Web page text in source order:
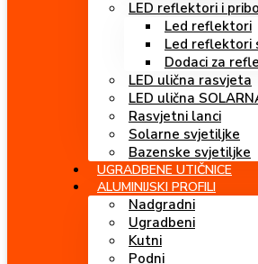
LED reflektori i
Led reflektori
Led reflektori
Dodaci za
LED ulična rasvjeta
LED ulična
Rasvjetni lanci
Solarne svjetiljke
Bazenske svjetiljke
UGRADBENE UTIČNICE
ALUMINIJSKI PROFILI
Nadgradni
Ugradbeni
Kutni
Podni